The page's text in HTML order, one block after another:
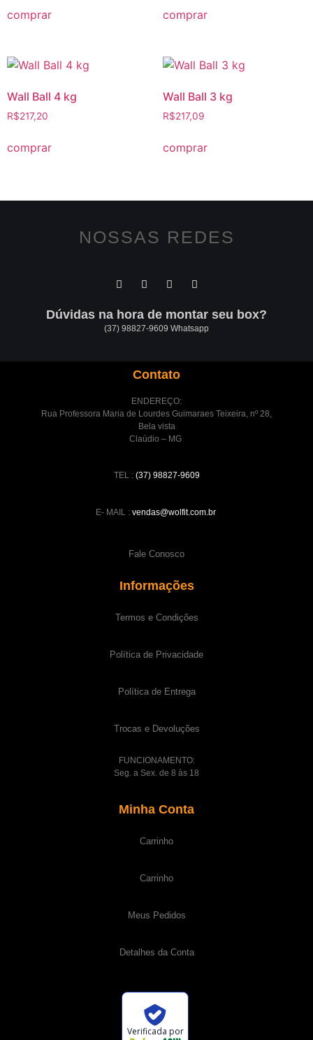
comprar comprar
Wall Ball 4 kg
R$217,20
comprar
Wall Ball 3 kg
R$217,09
comprar
NOSSAS REDES
Dúvidas na hora de montar seu box?
(37) 98827-9609 Whatsapp
Contato
ENDEREÇO:
Rua Professora Maria de Lourdes Guimaraes Teixeira, nº 28,
Bela vista
Claúdio – MG
TEL : (37) 98827-9609
E- MAIL : vendas@wolfit.com.br
Fale Conosco
Informações
Termos e Condições
Política de Privacidade
Política de Entrega
Trocas e Devoluções
FUNCIONAMENTO:
Seg. a Sex. de 8 às 18
Minha Conta
Carrinho
Carrinho
Meus Pedidos
Detalhes da Conta
Verificada por